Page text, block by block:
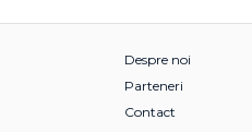
Despre noi
Parteneri
Contact